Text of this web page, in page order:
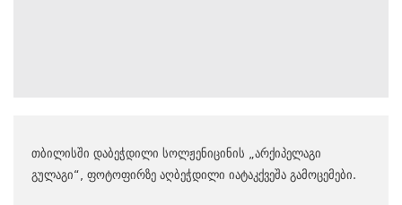
თბილისში დაბეჭდილი სოლჟენიცინის „არქიპელაგი
გულაგი“, ფოტოფირზე აღბეჭდილი იატაკქვეშა გამოცემები.